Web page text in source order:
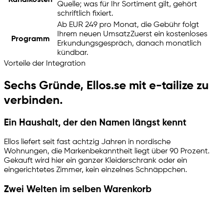
Quelle; was für Ihr Sortiment gilt, gehört
schriftlich fixiert.
Programm
Ab EUR 249 pro Monat, die Gebühr folgt
Ihrem neuen UmsatzZuerst ein kostenloses
Erkundungsgespräch, danach monatlich
kündbar.
Vorteile der Integration
Sechs Gründe, Ellos.se mit e-tailize zu
verbinden.
Ein Haushalt, der den Namen längst kennt
Ellos liefert seit fast achtzig Jahren in nordische
Wohnungen, die Markenbekanntheit liegt über 90 Prozent.
Gekauft wird hier ein ganzer Kleiderschrank oder ein
eingerichtetes Zimmer, kein einzelnes Schnäppchen.
Zwei Welten im selben Warenkorb